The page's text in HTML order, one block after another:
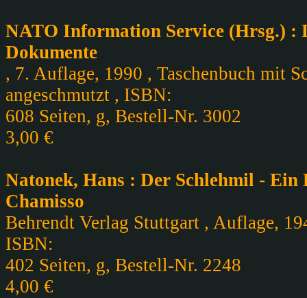
NATO Information Service (Hrsg.) :
Dokumente
, 7. Auflage, 1990 , Taschenbuch mit
angeschmutzt , ISBN:
608 Seiten, g, Bestell-Nr. 3002
3,00 €
Natonek, Hans : Der Schlehmil - Ein
Chamisso
Behrendt Verlag Stuttgart , Auflage,
ISBN:
402 Seiten, g, Bestell-Nr. 2248
4,00 €